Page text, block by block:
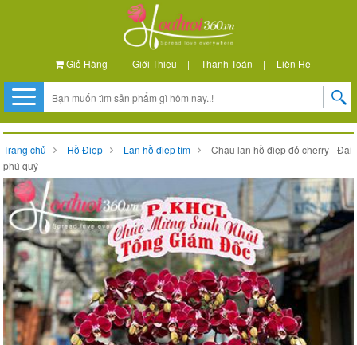
Giỏ Hàng | Giới Thiệu | Thanh Toán | Liên Hệ
Trang chủ Hồ Điệp Lan hồ điệp tím
Chậu lan hồ điệp đỏ cherry - Đại
phú quý